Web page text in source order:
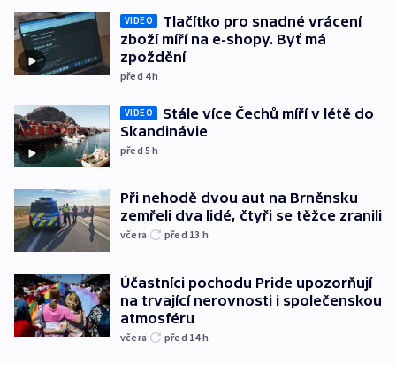
VIDEO
Tlačítko pro snadné vrácení
zboží míří na e-shopy. Byť má
zpoždění
před 4h
VIDEO
Stále více Čechů míří v létě do
Skandinávie
před 5h
Při nehodě dvou aut na Brněnsku
zemřeli dva lidé, čtyři se těžce zranili
včera před 13 h
Účastníci pochodu Pride upozorňují
na trvající nerovnosti i společenskou
atmosféru
včera před 14h